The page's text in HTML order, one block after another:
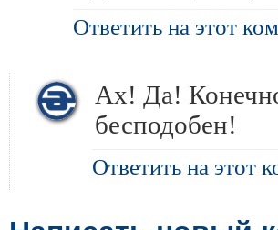
Ответить на этот
Ах! Да!
бесподобен!
Ответить на этот